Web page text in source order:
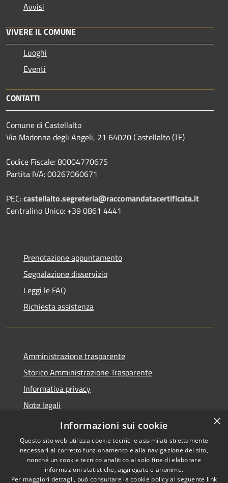
Avvisi
VIVERE IL COMUNE
Luoghi
Eventi
CONTATTI
Comune di Castellalto
Via Madonna degli Angeli, 21 64020 Castellalto (TE)
Codice Fiscale: 80004770675
Partita IVA: 00267060671
PEC:castellalto.segreteria@raccomandatacertificata.it
Centralino Unico: +39 0861 4441
Prenotazione appuntamento
Segnalazione disservizio
Leggi le FAQ
Richiesta assistenza
Amministrazione trasparente
Storico Amministrazione Trasparente
Informativa privacy
Note legali
Dichiarazione di accessibilità
Copyright © 2026 • Comune di
×
Informazioni sui cookie
Questo sito web utilizza cookie tecnici e assimilati strettamente
necessari al corretto funzionamento e alla navigazione del sito,
nonché un cookie tecnico analitico al solo fine di elaborare
informazioni statistiche, aggregate e anonime.
Per maggiori dettagli, può consultare la cookie policy al seguente link